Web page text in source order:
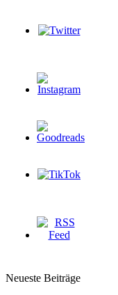
Neueste Beiträge